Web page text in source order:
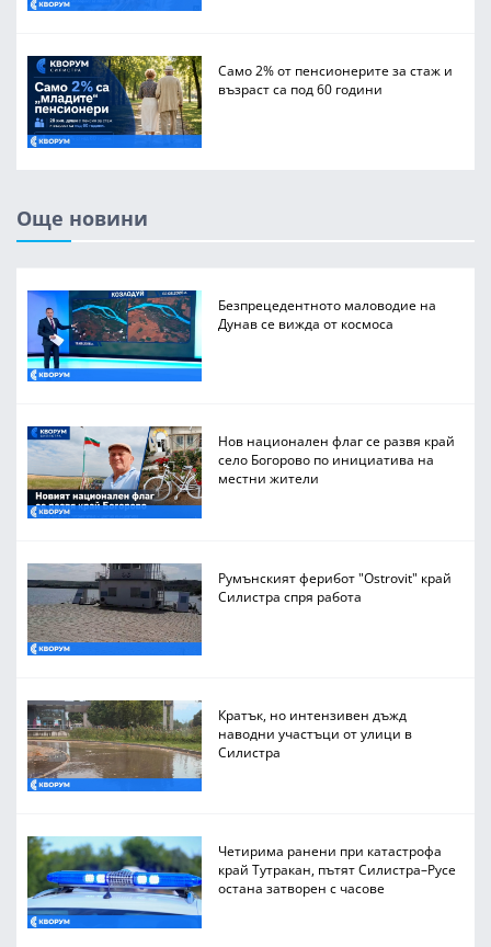
Само 2% от пенсионерите за стаж и
възраст са под 60 години
Още новини
Безпрецедентното маловодие на
Дунав се вижда от космоса
Нов национален флаг се развя край
село Богорово по инициатива на
местни жители
Румънският ферибот "Ostrovit" край
Силистра спря работа
Кратък, но интензивен дъжд
наводни участъци от улици в
Силистра
Четирима ранени при катастрофа
край Тутракан, пътят Силистра–Русе
остана затворен с часове